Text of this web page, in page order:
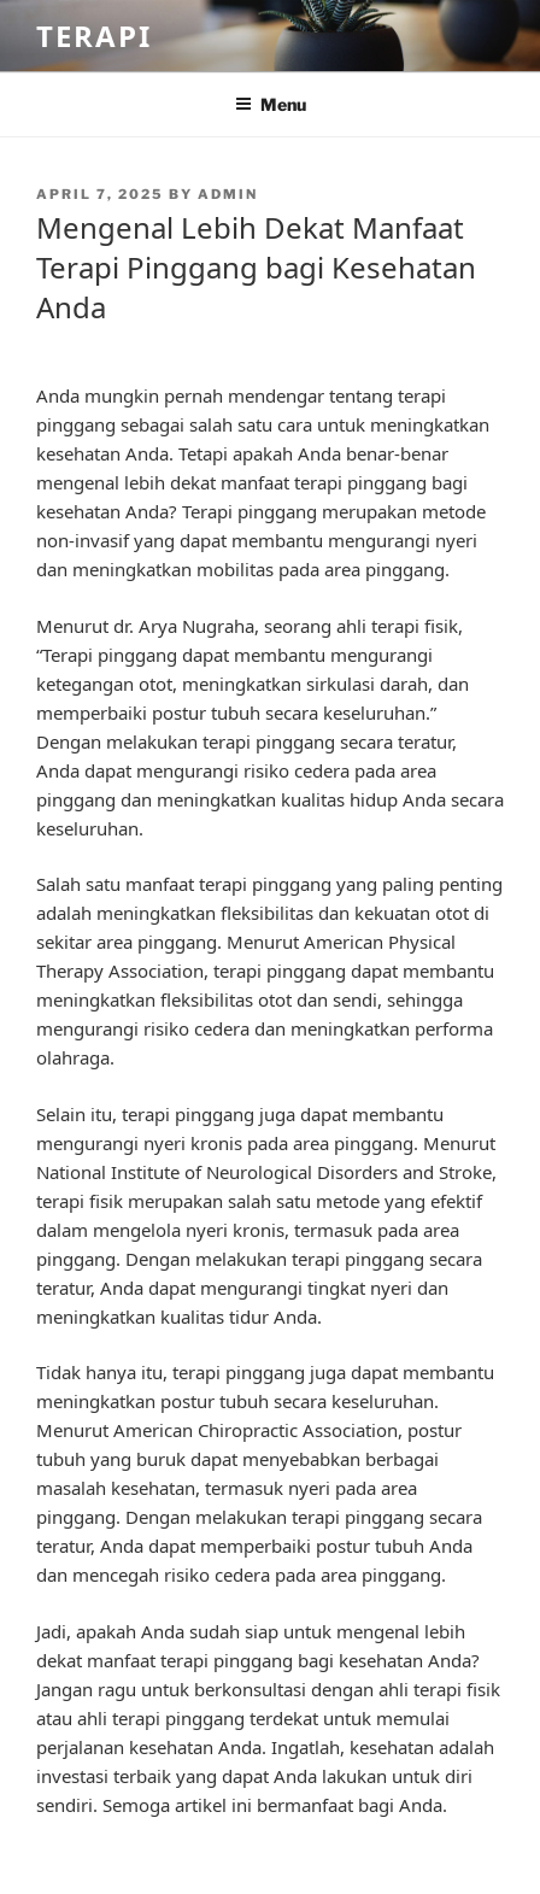
content
TERAPI
Menu
POSTED
APRIL 7, 2025 BY ADMIN
Mengenal Lebih Dekat Manfaat
Terapi Pinggang bagi Kesehatan
Anda
Anda mungkin pernah mendengar tentang terapi
pinggang sebagai salah satu cara untuk meningkatkan
kesehatan Anda. Tetapi apakah Anda benar-benar
mengenal lebih dekat manfaat terapi pinggang bagi
kesehatan Anda? Terapi pinggang merupakan metode
non-invasif yang dapat membantu mengurangi nyeri
dan meningkatkan mobilitas pada area pinggang.
Menurut dr. Arya Nugraha, seorang ahli terapi fisik,
“Terapi pinggang dapat membantu mengurangi
ketegangan otot, meningkatkan sirkulasi darah, dan
memperbaiki postur tubuh secara keseluruhan.”
Dengan melakukan terapi pinggang secara teratur,
Anda dapat mengurangi risiko cedera pada area
pinggang dan meningkatkan kualitas hidup Anda secara
keseluruhan.
Salah satu manfaat terapi pinggang yang paling penting
adalah meningkatkan fleksibilitas dan kekuatan otot di
sekitar area pinggang. Menurut American Physical
Therapy Association, terapi pinggang dapat membantu
meningkatkan fleksibilitas otot dan sendi, sehingga
mengurangi risiko cedera dan meningkatkan performa
olahraga.
Selain itu, terapi pinggang juga dapat membantu
mengurangi nyeri kronis pada area pinggang. Menurut
National Institute of Neurological Disorders and Stroke,
terapi fisik merupakan salah satu metode yang efektif
dalam mengelola nyeri kronis, termasuk pada area
pinggang. Dengan melakukan terapi pinggang secara
teratur, Anda dapat mengurangi tingkat nyeri dan
meningkatkan kualitas tidur Anda.
Tidak hanya itu, terapi pinggang juga dapat membantu
meningkatkan postur tubuh secara keseluruhan.
Menurut American Chiropractic Association, postur
tubuh yang buruk dapat menyebabkan berbagai
masalah kesehatan, termasuk nyeri pada area
pinggang. Dengan melakukan terapi pinggang secara
teratur, Anda dapat memperbaiki postur tubuh Anda
dan mencegah risiko cedera pada area pinggang.
Jadi, apakah Anda sudah siap untuk mengenal lebih
dekat manfaat terapi pinggang bagi kesehatan Anda?
Jangan ragu untuk berkonsultasi dengan ahli terapi fisik
atau ahli terapi pinggang terdekat untuk memulai
perjalanan kesehatan Anda. Ingatlah, kesehatan adalah
investasi terbaik yang dapat Anda lakukan untuk diri
sendiri. Semoga artikel ini bermanfaat bagi Anda.